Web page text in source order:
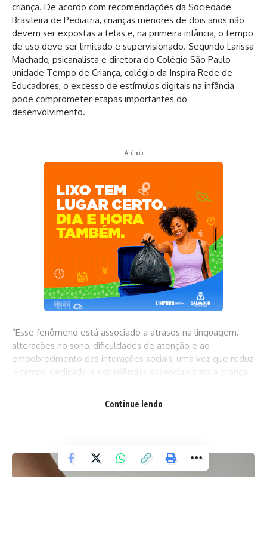
criança. De acordo com recomendações da Sociedade
Brasileira de Pediatria, crianças menores de dois anos não
devem ser expostas a telas e, na primeira infância, o tempo
de uso deve ser limitado e supervisionado. Segundo Larissa
Machado, psicanalista e diretora do Colégio São Paulo –
unidade Tempo de Criança, colégio da Inspira Rede de
Educadores, o excesso de estímulos digitais na infância
pode comprometer etapas importantes do
desenvolvimento.
- Anúncio -
“Esse fenômeno está associado a atrasos na linguagem,
alterações no sono, dificuldades de atenção e ao
empobrecimento das interações sociais, uma vez que reduz
o tempo dedicado a experiências essenciais para a criança,
explica.A infância contemporânea tem migrado de uma
cultura baseada no brincar para uma infância mediada por
adolescentes. A presença constante das telas deixou de
ser exceção para se tornar regra. “Não se trata de
demonizar a tecnologia, mas de reconhecer que o uso
Continue lendo